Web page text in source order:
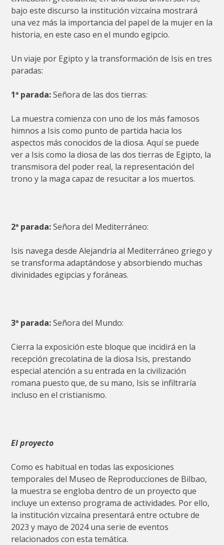
bajo este discurso la institución vizcaína mostrará
una vez más la importancia del papel de la mujer en la
historia, en este caso en el mundo egipcio.
Un viaje por Egipto y la transformación de Isis en tres
paradas:
1ª parada:Señora de las dos tierras:
La muestra comienza con uno de los más famosos
himnos a Isis como punto de partida hacia los
aspectos más conocidos de la diosa. Aquí se puede
ver a Isis como la diosa de las dos tierras de Egipto, la
transmisora del poder real, la representación del
trono y la maga capaz de resucitar a los muertos.
2ª parada:Señora del Mediterráneo:
Isis navega desde Alejandría al Mediterráneo griego y
se transforma adaptándose y absorbiendo muchas
divinidades egipcias y foráneas.
3ª parada:Señora del Mundo:
Cierra la exposición este bloque que incidirá en la
recepción grecolatina de la diosa Isis, prestando
especial atención a su entrada en la civilización
romana puesto que, de su mano, Isis se infiltraría
incluso en el cristianismo.
El proyecto
Como es habitual en todas las exposiciones
temporales del Museo de Reproducciones de Bilbao,
la muestra se engloba dentro de un proyecto que
incluye un extenso programa de actividades. Por ello,
la institución vizcaína presentará entre octubre de
2023 y mayo de 2024 una serie de eventos
relacionados con esta temática.